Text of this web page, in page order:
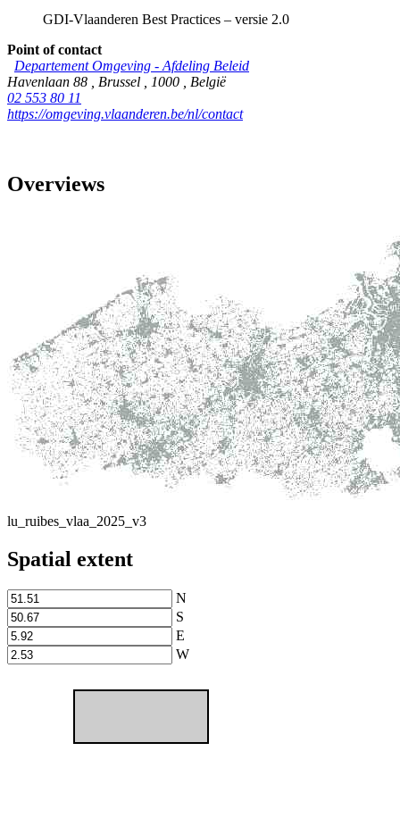
GDI-Vlaanderen Best Practices – versie 2.0
Point of contact
Departement Omgeving - Afdeling Beleid
Havenlaan 88
Brussel 1000
België
02 553 80 11
https://omgeving.vlaanderen.be/nl/contact
Overviews
lu_ruibes_vlaa_2025_v3
Spatial extent
N
S
E
W